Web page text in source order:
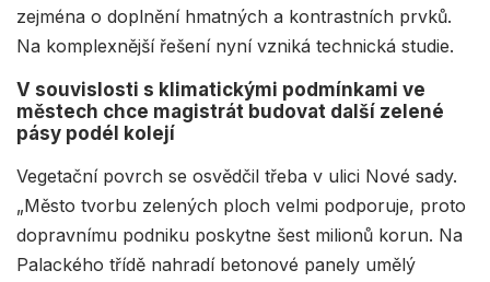
zejména o doplnění hmatných a kontrastních prvků.
Na komplexnější řešení nyní vzniká technická studie.
V souvislosti s klimatickými podmínkami ve
městech chce magistrát budovat další zelené
pásy podél kolejí
Vegetační povrch se osvědčil třeba v ulici Nové sady.
„Město tvorbu zelených ploch velmi podporuje, proto
dopravnímu podniku poskytne šest milionů korun. Na
Palackého třídě nahradí betonové panely umělý